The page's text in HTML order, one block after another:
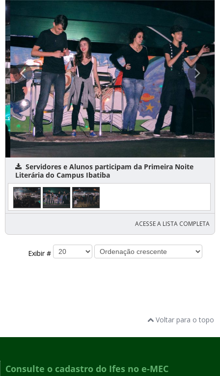
Servidores e Alunos participam da Primeira Noite
Literária do Campus Ibatiba
ACESSE A LISTA COMPLETA
Exibir #
Voltar para o topo
Consulte o cadastro do Ifes no e-MEC